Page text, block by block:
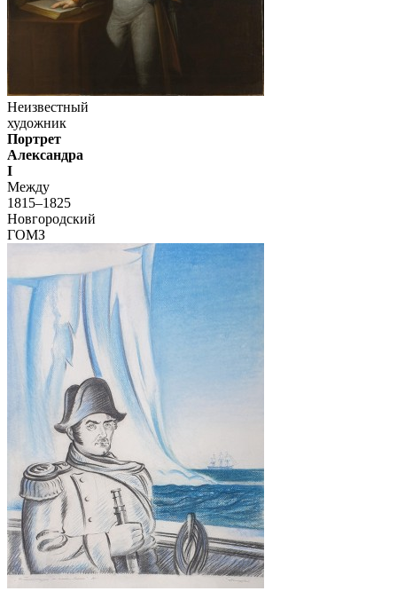
Неизвестный
художник
Портрет
Александра
I
Между
1815–1825
Новгородский
ГОМЗ